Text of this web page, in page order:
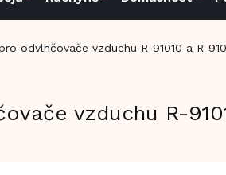
odvlhčovače vzduchu R-91010 a R-
vzduchu R-